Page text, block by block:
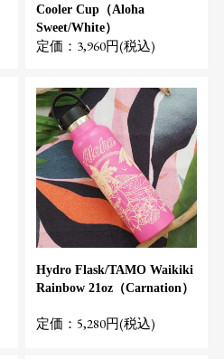
Cooler Cup（Aloha
Sweet/White）
定価：3,960円(税込)
Hydro Flask/TAMO Waikiki
Rainbow 21oz（Carnation）
定価：5,280円(税込)